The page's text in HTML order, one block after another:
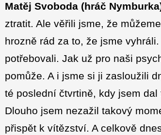
Matěj Svoboda (hráč
ztratit. Ale věřili jsme, že
hrozně rád za to, že jsme
potřebovali. Jak už pro naši
pomůže. A i jsme si ji zasloužili
té poslední čtvrtině, kdy jsem
Dlouho jsem nezažil takový
přispět k vítězství. A celkově